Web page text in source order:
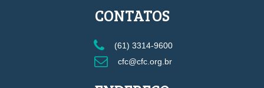
CONTATOS
(61) 3314-9600
cfc@cfc.org.br